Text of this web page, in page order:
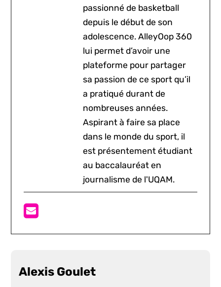
passionné de basketball
depuis le début de son
adolescence. AlleyOop 360
lui permet d’avoir une
plateforme pour partager
sa passion de ce sport qu’il
a pratiqué durant de
nombreuses années.
Aspirant à faire sa place
dans le monde du sport, il
est présentement étudiant
au baccalauréat en
journalisme de l'UQAM.
Alexis Goulet